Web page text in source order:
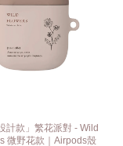
計款」繁花派對 - Wild
微野花款｜Airpods殼